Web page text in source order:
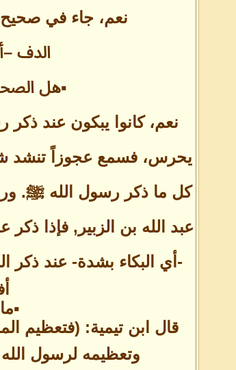
نعم، جاء في
الدف
▪هل
نعم، كانوا يبكون عند
يحرس، فسمع عجوزاً تنشد
كل ما ذكر رسول الله ﷺ.
عبد الله بن الزبير, فإذا
-أي البكاء بشدة- عند ذكر
قال ابن تيمية: (فتعظيم
وتعظيمه لرسول